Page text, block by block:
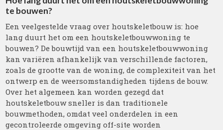
te bouwen?
Een veelgestelde vraag over houtskeletbouw is: hoe
lang duurt het om een houtskeletbouwwoning te
bouwen? De bouwtijd van een houtskeletbouwwoning
kan variëren afhankelijk van verschillende factoren,
zoals de grootte van de woning, de complexiteit van het
ontwerp en de weersomstandigheden tijdens de bouw.
Over het algemeen kan worden gezegd dat
houtskeletbouw sneller is dan traditionele
bouwmethoden, omdat veel onderdelen in een
gecontroleerde omgeving off-site worden